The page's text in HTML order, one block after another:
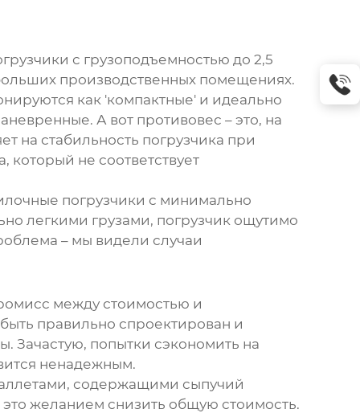
с грузоподъемностью до 2,5
производственных помещениях.
как 'компактные' и идеально
А вот противовес – это, на
на стабильность погрузчика при
, который не соответствует
погрузчики с минимально
легкими грузами, погрузчик ощутимо
– мы видели случаи
между стоимостью и
правильно спроектирован и
Зачастую, попытки сэкономить на
ненадежным.
содержащими сыпучий
желанием снизить общую стоимость.